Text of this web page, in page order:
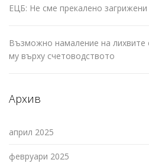
ЕЦБ: Не сме прекалено
Възможно намаление на
му върху счетоводството
Архив
април 2025
февруари 2025